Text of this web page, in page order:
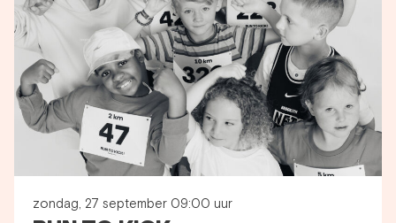
zondag, 27 september 09:00 uur